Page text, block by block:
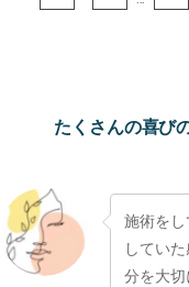
たくさんの喜び
施術をし
してい
分を大切